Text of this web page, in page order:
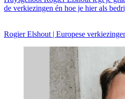
de verkiezingen én hoe je hier als
Rogier Elshout | Europese